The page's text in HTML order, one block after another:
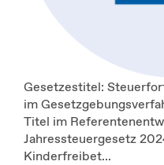
Gesetzestitel:
im
Titel im
Jahressteuergesetz
Kinderfreibet...